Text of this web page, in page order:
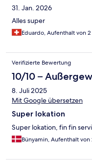
31. Jan. 2026
Alles super
Eduardo, Aufenthalt von
Verifizierte Bewertung
10/10 –
8. Juli 2025
Mit Google übersetzen
Super lokation
Super lokation, fin fin
Bünyamin, Aufenthalt von